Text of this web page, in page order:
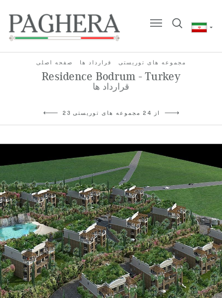
صفحه اصلی قرارداد ها مجموعه های توریستی
Residence Bodrum - Turkey
قرارداد ها
23 از 24 مجموعه های توریستی